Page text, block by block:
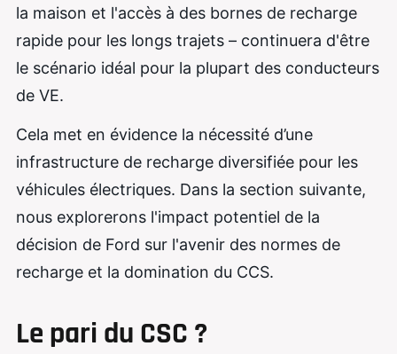
la maison et l'accès à des bornes de recharge
rapide pour les longs trajets – continuera d'être
le scénario idéal pour la plupart des conducteurs
de VE.
Cela met en évidence la nécessité d’une
infrastructure de recharge diversifiée pour les
véhicules électriques. Dans la section suivante,
nous explorerons l'impact potentiel de la
décision de Ford sur l'avenir des normes de
recharge et la domination du CCS.
Le pari du CSC ?